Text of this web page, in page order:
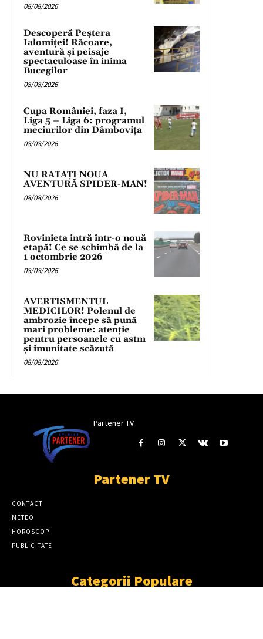
08/08/2026
Descoperă Peștera
Ialomiței! Răcoare,
aventură și peisaje
spectaculoase în inima
Bucegilor
08/08/2026
Cupa României, faza I,
Liga 5 – Liga 6: programul
meciurilor din Dâmbovița
08/08/2026
NU RATAȚI NOUA
AVENTURĂ SPIDER-MAN!
08/08/2026
Rovinieta intră într-o nouă
etapă! Ce se schimbă de la
1 octombrie 2026
08/08/2026
AVERTISMENTUL
MEDICILOR! Polenul de
ambrozie începe să pună
mari probleme: atenție
pentru persoanele cu astm
și imunitate scăzută
08/08/2026
Partener TV
Partener TV
CONTACT
METEO
HOROSCOP
PUBLICITATE
Categorii Populare